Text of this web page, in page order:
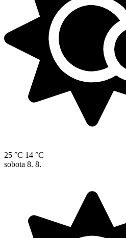
25 °C 14 °C
sobota 8. 8.